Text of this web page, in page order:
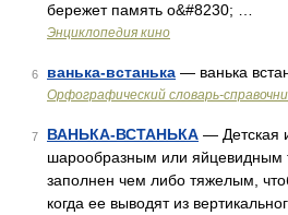
бережет память о&#8230; …
Энциклопедия кино
6 ванька-встанька — ванька
Орфографический словарь-
7 ВАНЬКА-ВСТАНЬКА — Детская
шарообразным или яйцевидным
заполнен чем либо тяжелым,
когда ее выводят из